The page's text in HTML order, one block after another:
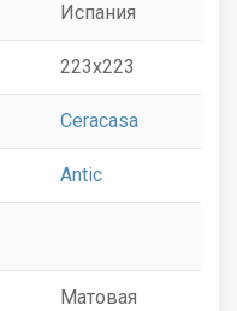
Испания
223x223
Ceracasa
Antic
Матовая